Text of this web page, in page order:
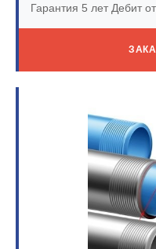
Гарантия 5 летДебит